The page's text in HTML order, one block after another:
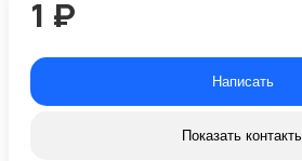
1 ₽
Написать
Показать